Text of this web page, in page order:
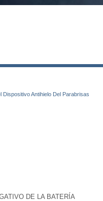
Dispositivo Antihielo Del Parabrisas
DE LA BATERÍA